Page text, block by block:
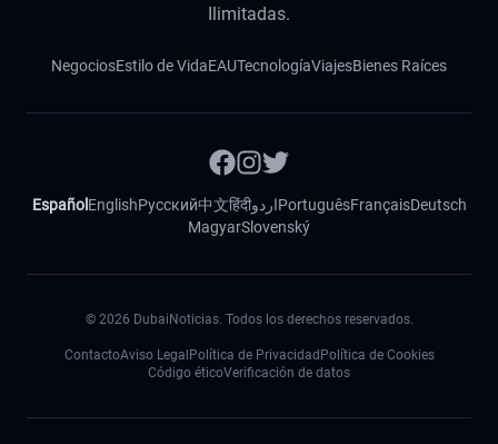
Ilimitadas.
NegociosEstilo de VidaEAUTecnologíaViajesBienes Raíces
Español EnglishРусский中文हिंदीاردوPortuguêsFrançaisDeutsch
MagyarSlovenský
© 2026 DubaiNoticias. Todos los derechos reservados.
ContactoAviso Legal Política de Privacidad Política de Cookies
Código éticoVerificación de datos